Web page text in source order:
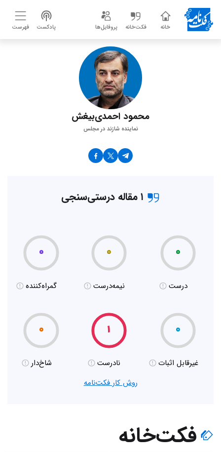
خانه فکت‌خانه پروفایل‌ها پادکست فهرست
محمود احمدی‌بیغش
نماینده شازند در مجلس
۱ مقاله درستی‌سنجی
۰
درست
۰
نیمه‌درست
۰
گمراه‌کننده
۰
غیر‌قابل اثبات
۱
نادرست
۰
شاخ‌دار
روش کار فکت‌نامه
فکت‌خانه